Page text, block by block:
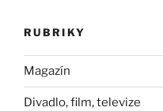
RUBRIKY
Magazín
Divadlo, film, televize